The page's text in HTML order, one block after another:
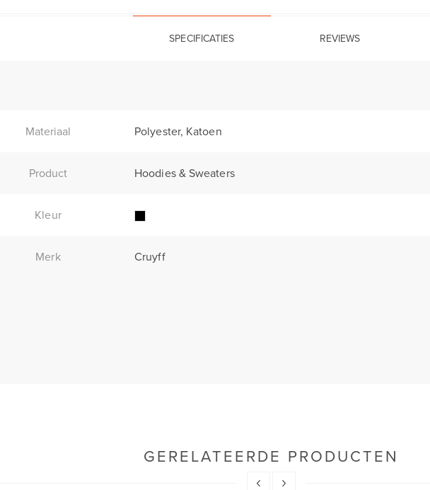
SPECIFICATIES REVIEWS
Materiaal Polyester, Katoen
Product Hoodies & Sweaters
Kleur
Merk Cruyff
GERELATEERDE PRODUCTEN